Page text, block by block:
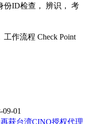
ID检查， 辨识， 考
工作流程 Check Point
09-01
获台湾CINO授权代理